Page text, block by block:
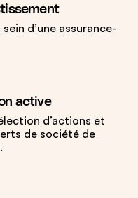
d’une assurance-
active
d’actions et
de société de